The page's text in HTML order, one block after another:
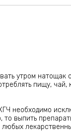
утром натощак
пищу,
необходимо
выпить